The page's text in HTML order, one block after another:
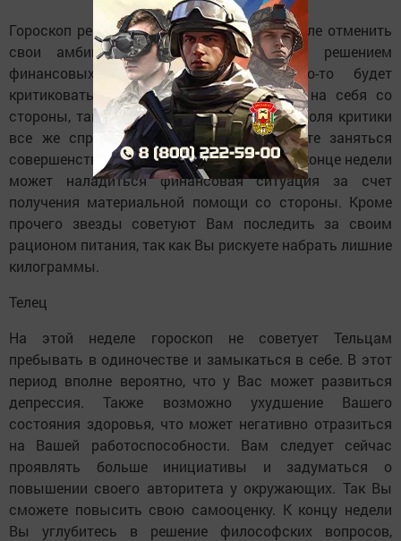
Гороскоп рекомендует Овнам на этой неделе отменить
свои амбициозные планы и заняться решением
финансовых проблем. Если Вас кто-то будет
критиковать, то необходимо посмотреть на себя со
стороны, так как возможно, что какая-то доля критики
все же справедлива. Поэтому Вы можете заняться
совершенствованием своего поведения. В конце недели
может наладиться финансовая ситуация за счет
получения материальной помощи со стороны. Кроме
прочего звезды советуют Вам последить за своим
рационом питания, так как Вы рискуете набрать лишние
килограммы.
Телец
На этой неделе гороскоп не советует Тельцам
пребывать в одиночестве и замыкаться в себе. В этот
период вполне вероятно, что у Вас может развиться
депрессия. Также возможно ухудшение Вашего
состояния здоровья, что может негативно отразиться
на Вашей работоспособности. Вам следует сейчас
проявлять больше инициативы и задуматься о
повышении своего авторитета у окружающих. Так Вы
сможете повысить свою самооценку. К концу недели
Вы углубитесь в решение философских вопросов,